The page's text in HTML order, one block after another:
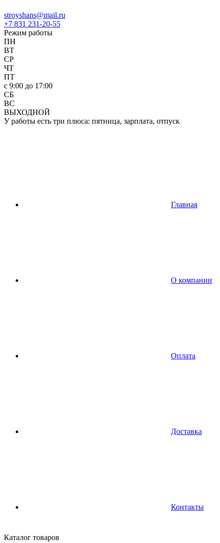
stroyshans@mail.ru
+7 831 231-20-55
Режим работы
ПН
ВТ
СР
ЧТ
ПТ
c 9:00 до 17:00
СБ
ВС
ВЫХОДНОЙ
У работы есть три плюса: пятница, зарплата, отпуск
Главная
О компании
Оплата
Доставка
Контакты
Каталог товаров